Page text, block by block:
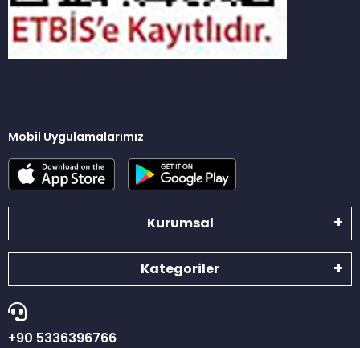
Mobil Uygulamalarımız
Kurumsal
Kategoriler
+90 5336396766